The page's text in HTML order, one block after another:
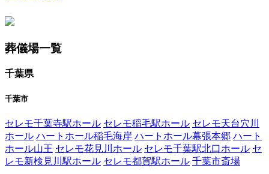
葬儀場一覧
千葉県
千葉市
セレモ千葉寺駅ホール セレモ稲毛駅ホール セレモ天台穴川
ホール ハートホール稲毛海岸 ハートホール幕張本郷 ハート
ホール山王 セレモ花見川ホール セレモ千葉駅北口ホール セ
レモ新検見川駅ホール セレモ都賀駅ホール 千葉市斎場